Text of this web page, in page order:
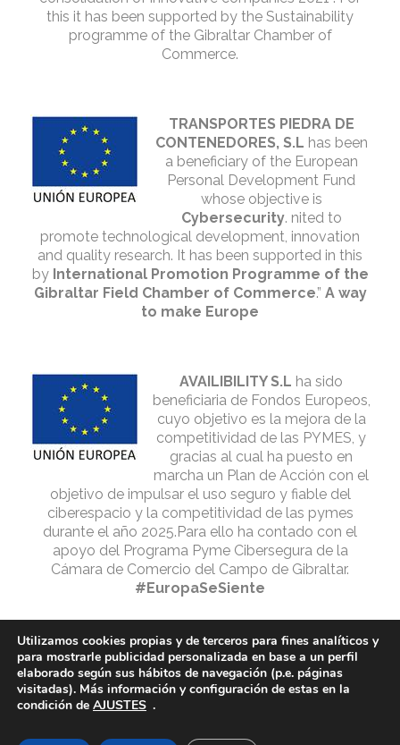
this it has been supported by the Sustainability
programme of the Gibraltar Chamber of
Commerce.
TRANSPORTES PIEDRA DE
CONTENEDORES, S.L has been
a beneficiary of the European
Personal Development Fund
whose objective is
Cybersecurity. nited to
promote technological development, innovation
and quality research. It has been supported in this
by International Promotion Programme of the
Gibraltar Field Chamber of Commerce.” A way
to make Europe
AVAILIBILITY S.L ha sido
beneficiaria de Fondos Europeos,
cuyo objetivo es la mejora de la
competitividad de las PYMES, y
gracias al cual ha puesto en
marcha un Plan de Acción con el
objetivo de impulsar el uso seguro y fiable del
ciberespacio y la competitividad de las pymes
durante el año 2025.Para ello ha contado con el
apoyo del Programa Pyme Cibersegura de la
Cámara de Comercio del Campo de Gibraltar.
#EuropaSeSiente
© 2025 STONE BROTHERS GROUP | Alojado en
Utilizamos cookies propias y de terceros para fines analíticos y
para mostrarle publicidad personalizada en base a un perfil
elaborado según sus hábitos de navegación (p.e. páginas
visitadas). Más información y configuración de estas en la
condición de AJUSTES .